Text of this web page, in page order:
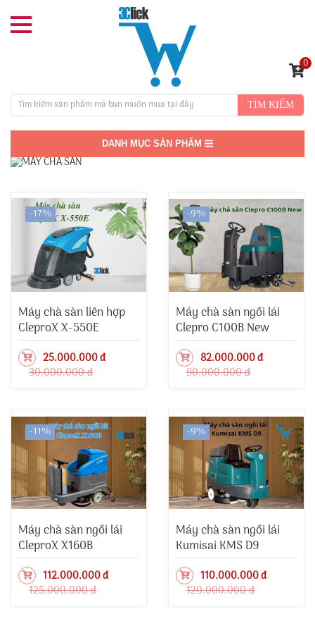
TÌM KIẾM
0
DANH MỤC SẢN PHẨM
-17%
Máy chà sàn liên hợp
CleproX X-550E
25.000.000 đ
30.000.000 đ
-9%
Máy chà sàn ngồi lái
Clepro C100B New
82.000.000 đ
90.000.000 đ
-11%
Máy chà sàn ngồi lái
CleproX X160B
112.000.000 đ
125.000.000 đ
-9%
Máy chà sàn ngồi lái
Kumisai KMS D9
110.000.000 đ
120.000.000 đ